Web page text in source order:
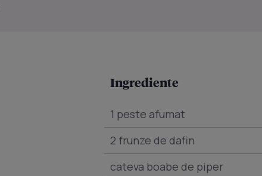
Ingrediente
1 peste afumat
2 frunze de dafin
cateva boabe de piper